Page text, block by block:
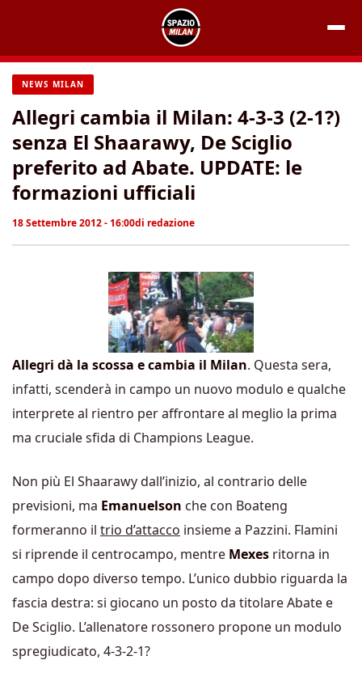
contenuto
NEWS MILAN
Allegri cambia il Milan: 4-3-3 (2-1?)
senza El Shaarawy, De Sciglio
preferito ad Abate. UPDATE: le
formazioni ufficiali
18 Settembre 2012 - 16:00di redazione
Allegri dà la scossa e cambia il Milan. Questa sera,
infatti, scenderà in campo un nuovo modulo e qualche
interprete al rientro per affrontare al meglio la prima
ma cruciale sfida di Champions League.
Non più El Shaarawy dall’inizio, al contrario delle
previsioni, ma Emanuelson che con Boateng
formeranno il trio d’attacco insieme a Pazzini. Flamini
si riprende il centrocampo, mentre Mexes ritorna in
campo dopo diverso tempo. L’unico dubbio riguarda la
fascia destra: si giocano un posto da titolare Abate e
De Sciglio. L’allenatore rossonero propone un modulo
spregiudicato, 4-3-2-1?